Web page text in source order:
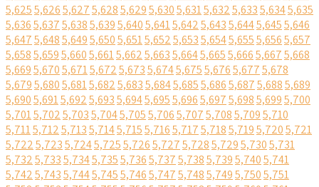
5,6255,6265,6275,6285,6295,6305,6315,6325,6335,6345,635
5,6365,6375,6385,6395,6405,6415,6425,6435,6445,6455,646
5,6475,6485,6495,6505,6515,6525,6535,6545,6555,6565,657
5,6585,6595,6605,6615,6625,6635,6645,6655,6665,6675,668
5,6695,6705,6715,6725,6735,6745,6755,6765,6775,678
5,6795,6805,6815,6825,6835,6845,6855,6865,6875,6885,689
5,6905,6915,6925,6935,6945,6955,6965,6975,6985,6995,700
5,7015,7025,7035,7045,7055,7065,7075,7085,7095,710
5,7115,7125,7135,7145,7155,7165,7175,7185,7195,7205,721
5,7225,7235,7245,7255,7265,7275,7285,7295,7305,731
5,7325,7335,7345,7355,7365,7375,7385,7395,7405,741
5,7425,7435,7445,7455,7465,7475,7485,7495,7505,751